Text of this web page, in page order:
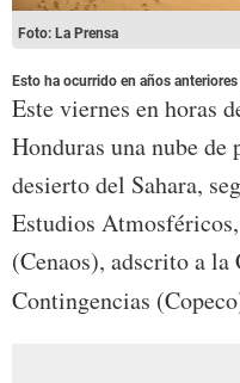
Foto: La Prensa
Esto ha ocurrido en años
Este viernes en horas
Honduras una nube de
desierto del Sahara,
Estudios
(Cenaos), adscrito a
Contingencias